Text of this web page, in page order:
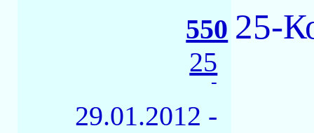
550
25
-
29.01.2012 -
25-